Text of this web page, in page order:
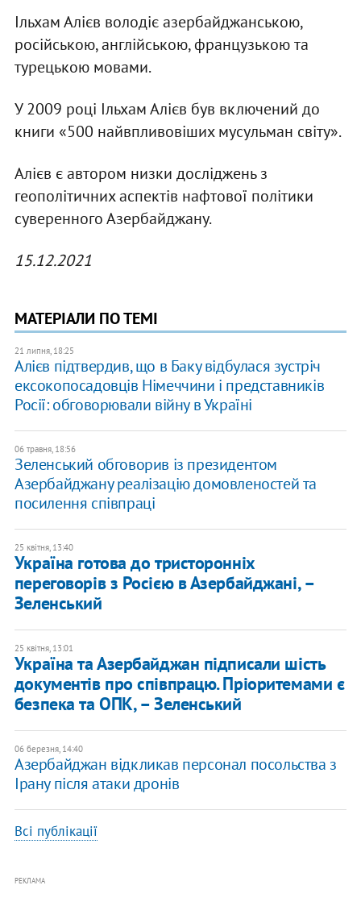
Ільхам Алієв володіє азербайджанською,
російською, англійською, французькою та
турецькою мовами.
У 2009 році Ільхам Алієв був включений до
книги «500 найвпливовіших мусульман світу».
Алієв є автором низки досліджень з
геополітичних аспектів нафтової політики
суверенного Азербайджану.
15.12.2021
МАТЕРІАЛИ ПО ТЕМІ
21 липня, 18:25
Алієв підтвердив, що в Баку відбулася зустріч
ексокопосадовців Німеччини і представників
Росії: обговорювали війну в Україні
06 травня, 18:56
Зеленський обговорив із президентом
Азербайджану реалізацію домовленостей та
посилення співпраці
25 квітня, 13:40
Україна готова до тристоронніх
переговорів з Росією в Азербайджані, –
Зеленський
25 квітня, 13:01
Україна та Азербайджан підписали шість
документів про співпрацю. Пріоритемами є
безпека та ОПК, – Зеленський
06 березня, 14:40
Азербайджан відкликав персонал посольства з
Ірану після атаки дронів
Всі публікації
РЕКЛАМА